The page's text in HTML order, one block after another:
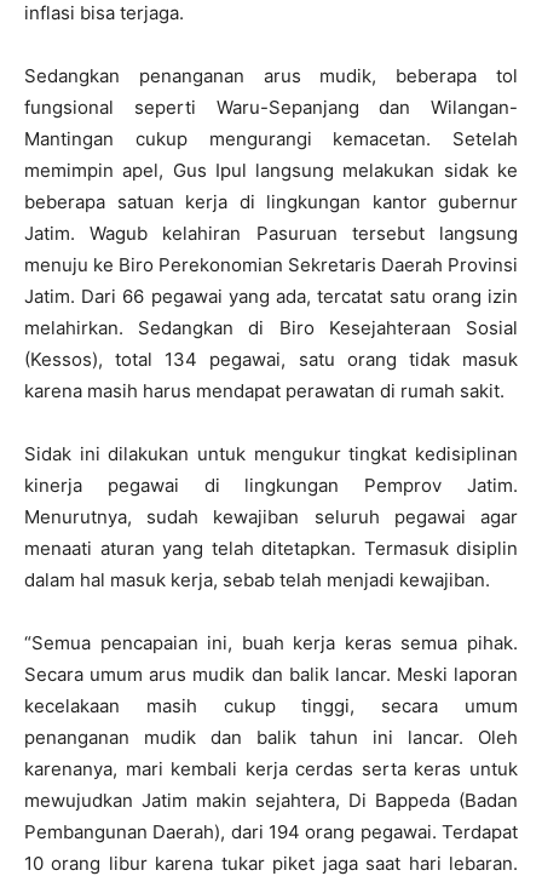
inflasi bisa terjaga.
Sedangkan penanganan arus mudik, beberapa tol
fungsional seperti Waru-Sepanjang dan Wilangan-
Mantingan cukup mengurangi kemacetan. Setelah
memimpin apel, Gus Ipul langsung melakukan sidak ke
beberapa satuan kerja di lingkungan kantor gubernur
Jatim. Wagub kelahiran Pasuruan tersebut langsung
menuju ke Biro Perekonomian Sekretaris Daerah Provinsi
Jatim. Dari 66 pegawai yang ada, tercatat satu orang izin
melahirkan. Sedangkan di Biro Kesejahteraan Sosial
(Kessos), total 134 pegawai, satu orang tidak masuk
karena masih harus mendapat perawatan di rumah sakit.
Sidak ini dilakukan untuk mengukur tingkat kedisiplinan
kinerja pegawai di lingkungan Pemprov Jatim.
Menurutnya, sudah kewajiban seluruh pegawai agar
menaati aturan yang telah ditetapkan. Termasuk disiplin
dalam hal masuk kerja, sebab telah menjadi kewajiban.
“Semua pencapaian ini, buah kerja keras semua pihak.
Secara umum arus mudik dan balik lancar. Meski laporan
kecelakaan masih cukup tinggi, secara umum
penanganan mudik dan balik tahun ini lancar. Oleh
karenanya, mari kembali kerja cerdas serta keras untuk
mewujudkan Jatim makin sejahtera, Di Bappeda (Badan
Pembangunan Daerah), dari 194 orang pegawai. Terdapat
10 orang libur karena tukar piket jaga saat hari lebaran.